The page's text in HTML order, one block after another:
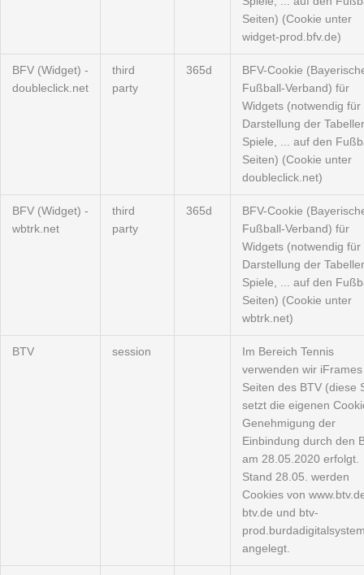
Seiten) (Cookie unter
widget-prod.bfv.de)
BFV (Widget) -
doubleclick.net
third
party
365d
BFV-Cookie
Fußball-Verband) für
Widgets (notwendig für
Darstellung der
Spiele, ... auf den
Seiten) (Cookie unter
doubleclick.net)
BFV (Widget) -
wbtrk.net
third
party
365d
BFV-Cookie
Fußball-Verband) für
Widgets (notwendig für
Darstellung der
Spiele, ... auf den
Seiten) (Cookie unter
wbtrk.net)
BTV session
Im Bereich Tennis
verwenden wir
Seiten des BTV (diese
setzt die eigenen
Genehmigung der
Einbindung durch den
am 28.05.2020 erfolgt.
Stand 28.05. werden
Cookies von
btv.de und btv-
angelegt.